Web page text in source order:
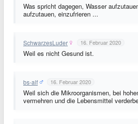
Was spricht dagegen, Wasser
aufzutauen, einzufrieren ...
SchwarzesLuder 16. Februar 2020
Weil es nicht Gesund ist.
bs-alf 16. Februar 2020
Weil sich die Mikroorganismen, bei
vermehren und die Lebensmittel